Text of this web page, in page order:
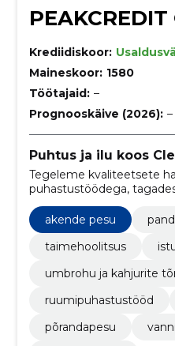
PEAKCREDIT
Krediidiskoor:
Maineskoor: 1580
Töötajaid: –
Prognooskäive (2026): –
Puhtus ja ilu koos
Tegeleme kvaliteetsete
puhastustöödega,
keskkonna klientide
akende pesu
taimehoolitsus
umbrohu ja kahjurite
ruumipuhastustööd
põrandapesu